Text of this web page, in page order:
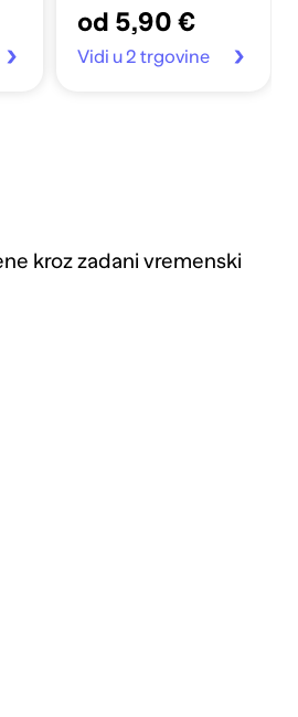
od 5,90 €
Vidi u 2 trgovine
kroz zadani vremenski